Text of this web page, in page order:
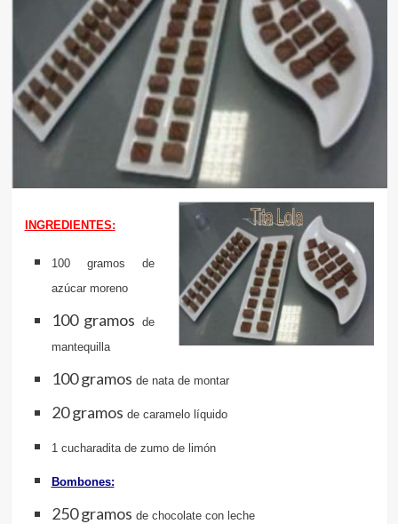
INGREDIENTES:
100 gramos de
azúcar moreno
100 gramos de
mantequilla
100 gramos de nata de montar
20 gramos de caramelo líquido
1 cucharadita de zumo de limón
Bombones:
250 gramos de chocolate con leche